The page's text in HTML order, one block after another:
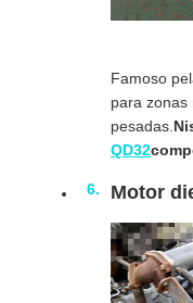
Famoso
para zonas
pesadas.
QD32
Motor